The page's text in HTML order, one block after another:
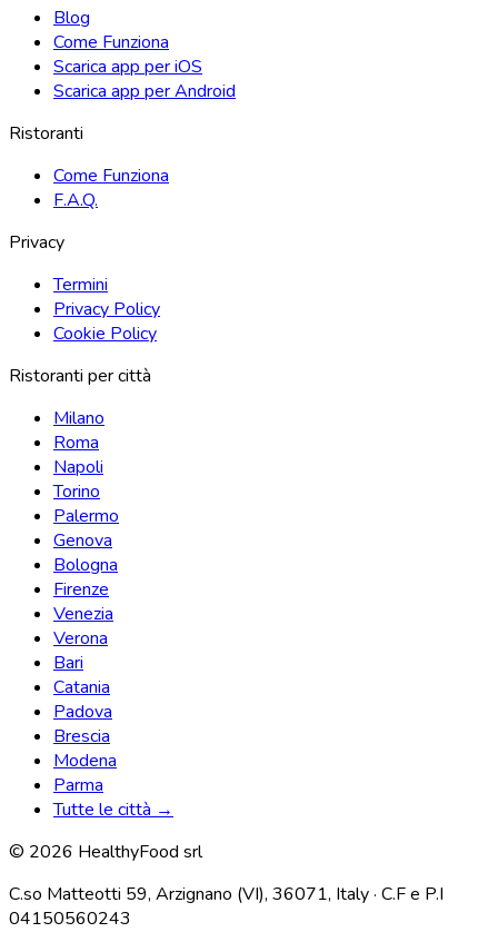
Blog
Come Funziona
Scarica app per iOS
Scarica app per Android
Ristoranti
Come Funziona
F.A.Q.
Privacy
Termini
Privacy Policy
Cookie Policy
Ristoranti per città
Milano
Roma
Napoli
Torino
Palermo
Genova
Bologna
Firenze
Venezia
Verona
Bari
Catania
Padova
Brescia
Modena
Parma
Tutte le città →
© 2026 HealthyFood srl
C.so Matteotti 59, Arzignano (VI), 36071, Italy · C.F e P.I
04150560243